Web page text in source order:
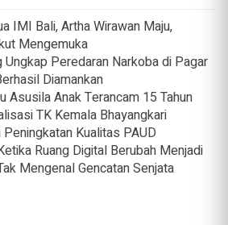
IMI Bali, Artha Wirawan Maju,
Mengemuka
Peredaran Narkoba di Pagar
Diamankan
Asusila Anak Terancam 15 Tahun
TK Kemala Bhayangkari
Kualitas PAUD
Ruang Digital Berubah Menjadi
Mengenal Gencatan Senjata